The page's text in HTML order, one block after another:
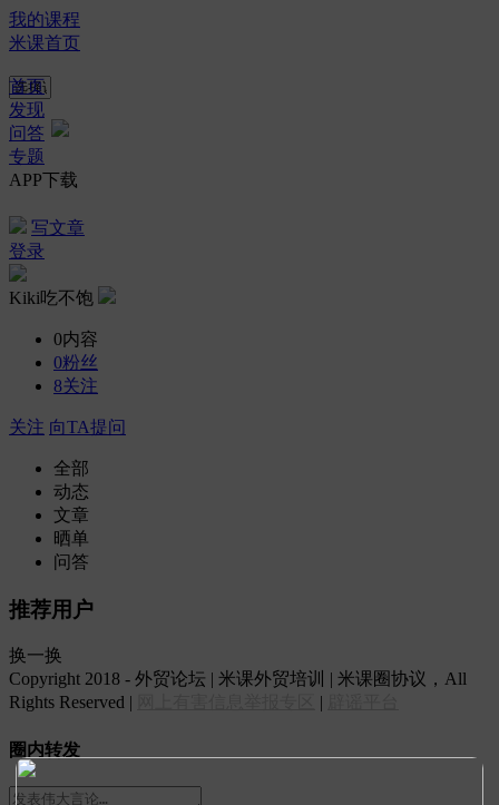
我的课程
米课首页
首页
发现
问答
专题
APP下载
写文章
登录
Kiki吃不饱
0内容
0粉丝
8关注
关注 向TA提问
全部
动态
文章
晒单
问答
推荐用户
换一换
Copyright 2018 - 外贸论坛 | 米课外贸培训 | 米课圈协议，All
Rights Reserved |
|
圈内转发